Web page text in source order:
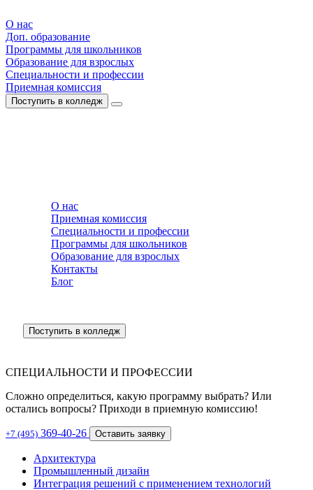
О нас
Доп. образование
Программы для школьников
Образование для взрослых
Специальности и профессии
Приемная комиссия
Поступить в колледж
О нас
Приемная комиссия
Специальности и профессии
Программы для школьников
Образование для взрослых
Контакты
Блог
Поступить в колледж
СПЕЦИАЛЬНОСТИ И ПРОФЕССИИ
Сложно определиться, какую программу выбрать? Или
остались вопросы? Приходи в приемную комиссию!
+7 (495) 369-40-26 Оставить заявку
Архитектура
Промышленный дизайн
Интеграция решений с применением технологий